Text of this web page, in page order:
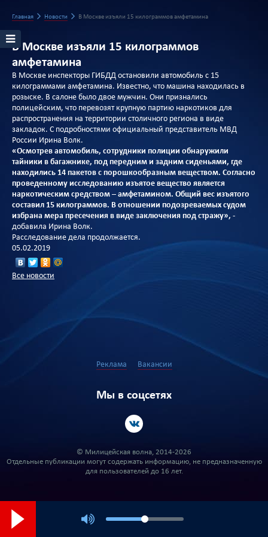
Главная Новости В Москве изъяли 15 килограммов амфетамина
В Москве изъяли 15 килограммов
амфетамина
В Москве инспекторы ГИБДД остановили автомобиль с 15
килограммами амфетамина. Известно, что машина находилась в
розыске. В салоне было двое мужчин. Они признались
полицейским, что перевозят крупную партию наркотиков для
распространения на территории столичного региона в виде
закладок. С подробностями официальный представитель МВД
России Ирина Волк.
«Осмотрев автомобиль, сотрудники полиции обнаружили
тайники в багажнике, под передним и задним сиденьями, где
находились 14 пакетов с порошкообразным веществом. Согласно
проведенному исследованию изъятое вещество является
наркотическим средством – амфетамином. Общий вес изъятого
составил 15 килограммов. В отношении подозреваемых судом
избрана мера пресечения в виде заключения под стражу», -
добавила Ирина Волк.
Расследование дела продолжается.
05.02.2019
Все новости
Реклама Вакансии
Мы в соцсетях
© Милицейская волна, 2014-2026
Отдельные публикации могут содержать информацию, не предназначенную
для пользователей до 16 лет.